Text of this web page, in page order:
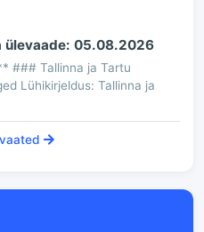
ülevaade: 05.08.2026
### Tallinna ja Tartu
Lühikirjeldus: Tallinna ja